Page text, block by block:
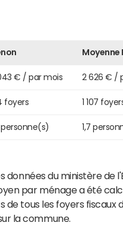
Moyenne
€ / par mois 2 626 € /
foyers 1 107
personne(s) 1,7
données du ministère de
par ménage a été
tous les foyers fiscaux
la commune.